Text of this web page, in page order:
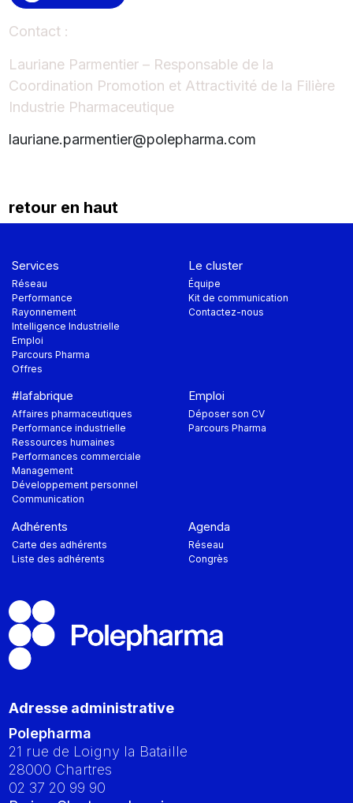
Contact :
Lauriane Parmentier – Responsable de la
Coordination Promotion et Attractivité de la Filière
Industrie Pharmaceutique
lauriane.parmentier@polepharma.com
retour en haut
Adresse administrative
Polepharma
21 rue de Loigny la Bataille
28000 Chartres
02 37 20 99 90
Services
Réseau
Performance
Rayonnement
Intelligence Industrielle
Emploi
Parcours Pharma
Offres
Le cluster
Équipe
Kit de communication
Contactez-nous
#lafabrique
Affaires pharmaceutiques
Performance industrielle
Ressources humaines
Performances commerciale
Management
Développement personnel
Communication
Emploi
Déposer son CV
Parcours Pharma
Adhérents
Carte des adhérents
Liste des adhérents
Agenda
Réseau
Congrès